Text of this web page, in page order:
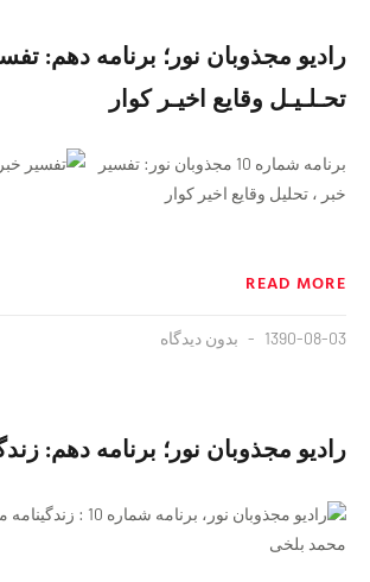
رادیو مجذوبان نور؛ برنامه دهم:
تحـلـیـل وقایع اخیـر کوار
برنامه شماره 10 مجذوبان نور: تفسیر
خبر ، تحلیل وقایع اخیر کوار
READ MORE
1390-08-03 بدون دیدگاه
رادیو مجذوبان نور؛ برنامه دهم:
رادیو مجذوبان نور، برنامه
محمد بلخی